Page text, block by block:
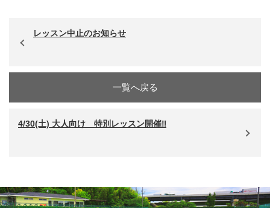
レッスン中止のお知らせ
一覧へ戻る
4/30(土) 大人向け 特別レッスン開催‼